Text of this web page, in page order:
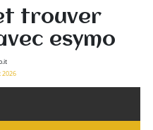
trouver
esymo
2026